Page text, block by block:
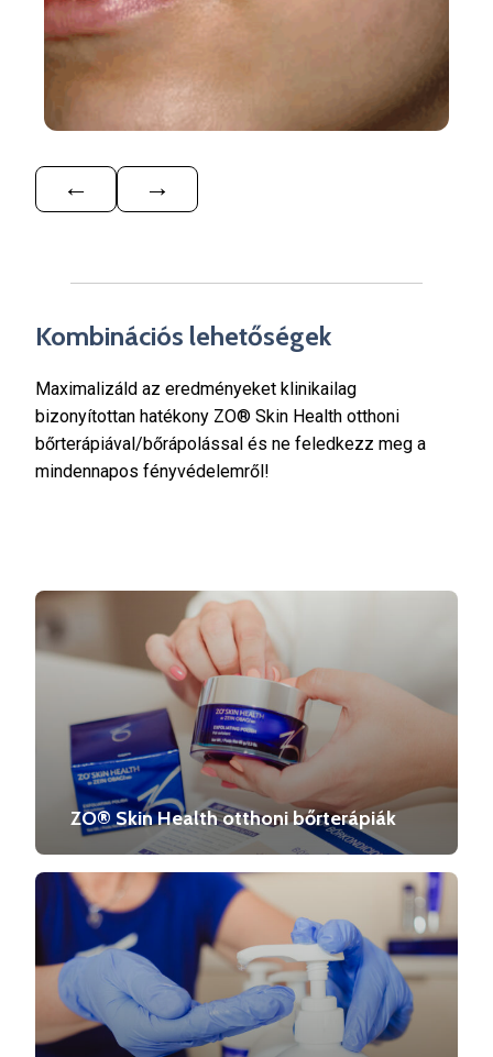
← →
Kombinációs lehetőségek
Maximalizáld az eredményeket klinikailag
bizonyítottan hatékony ZO® Skin Health otthoni
bőrterápiával/bőrápolással és ne feledkezz meg a
mindennapos fényvédelemről!
ZO® Skin Health otthoni bőrterápiák